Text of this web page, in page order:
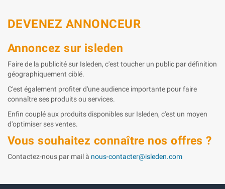
DEVENEZ ANNONCEUR
Annoncez sur isleden
Faire de la publicité sur Isleden, c'est toucher un public par définition
géographiquement ciblé.
C'est également profiter d'une audience importante pour faire
connaître ses produits ou services.
Enfin couplé aux produits disponibles sur Isleden, c'est un moyen
d'optimiser ses ventes.
Vous souhaitez connaître nos offres ?
Contactez-nous par mail à nous-contacter@isleden.com